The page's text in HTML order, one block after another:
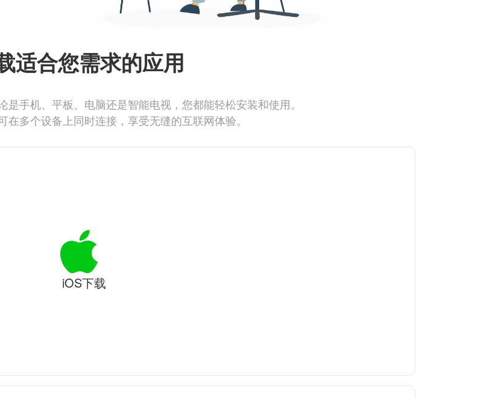
适合您需求的应用
手机、平板、电脑还是智能电视，您都能轻松安装和使用。
在多个设备上同时连接，享受无缝的互联网体验。
iOS下载